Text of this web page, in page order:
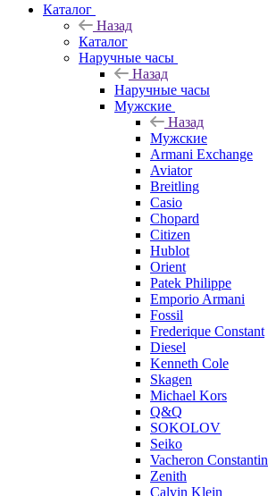
Каталог
Назад
Каталог
Наручные часы
Назад
Наручные часы
Мужские
Назад
Мужские
Armani Exchange
Aviator
Breitling
Casio
Chopard
Citizen
Hublot
Orient
Patek Philippe
Emporio Armani
Fossil
Frederique Constant
Diesel
Kenneth Cole
Skagen
Michael Kors
Q&Q
SOKOLOV
Seiko
Vacheron Constantin
Zenith
Calvin Klein